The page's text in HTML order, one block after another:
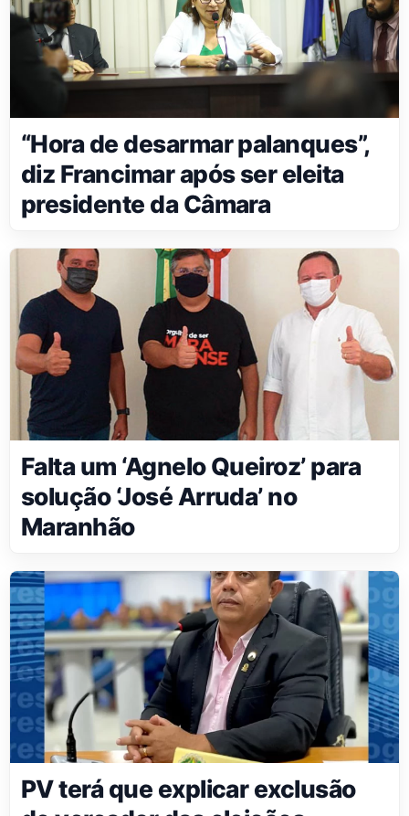
“Hora de desarmar palanques”,
diz Francimar após ser eleita
presidente da Câmara
Falta um ‘Agnelo Queiroz’ para
solução ‘José Arruda’ no
Maranhão
PV terá que explicar exclusão